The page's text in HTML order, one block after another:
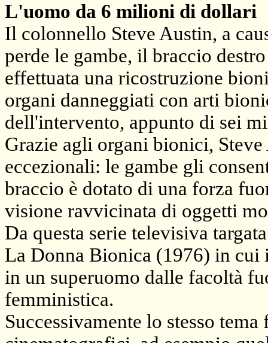
L'uomo da 6 milioni di dollari
Il colonnello Steve Austin, a
perde le gambe, il braccio
effettuata una ricostruzione
organi danneggiati con arti
dell'intervento, appunto di sei
Grazie agli organi bionici,
eccezionali: le gambe gli
braccio è dotato di una forza
visione ravvicinata di oggetti
Da questa serie televisiva
La Donna Bionica (1976) in cui
in un superuomo dalle facoltà
femministica.
Successivamente lo stesso